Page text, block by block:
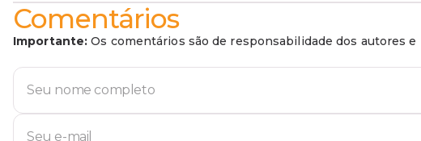
Comentários
Importante: Os comentários são de responsabilidade dos autores